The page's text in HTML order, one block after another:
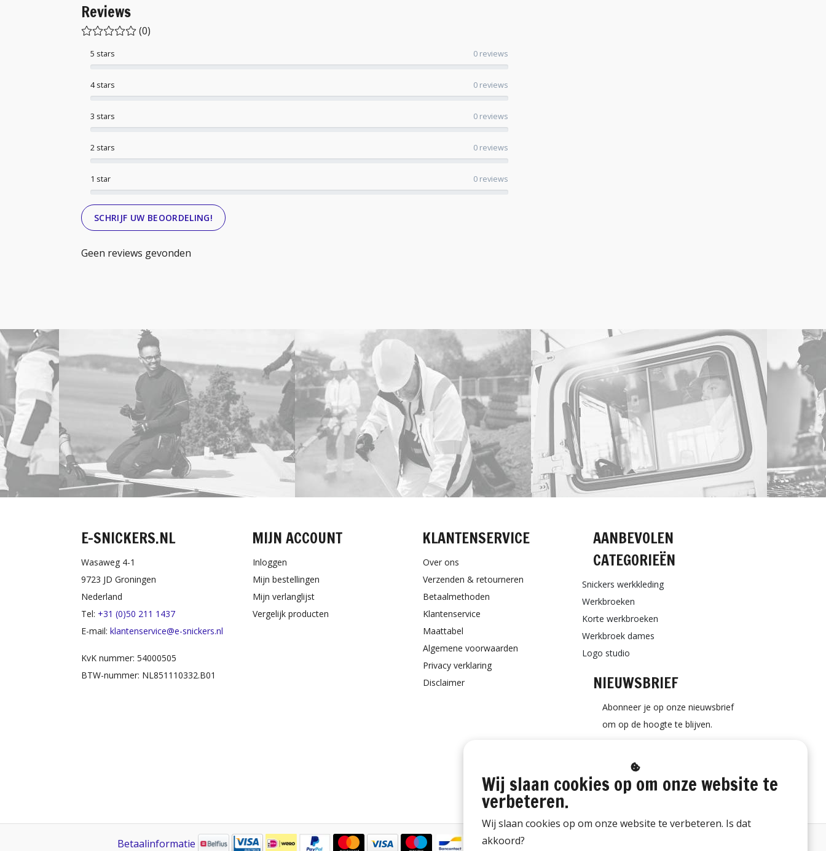
Reviews
(0)
1 star 0 reviews
2 stars 0 reviews
3 stars 0 reviews
4 stars 0 reviews
5 stars 0 reviews
SCHRIJF UW BEOORDELING!
Geen reviews gevonden
E-SNICKERS.NL
Wasaweg 4-1
9723 JD Groningen
Nederland
Tel: +31 (0)50 211 1437
E-mail: klantenservice@e-snickers.nl
KvK nummer: 54000505
BTW-nummer: NL851110332.B01
MIJN ACCOUNT
Inloggen
Mijn bestellingen
Mijn verlanglijst
Vergelijk producten
KLANTENSERVICE
Over ons
Verzenden & retourneren
Betaalmethoden
Klantenservice
Maattabel
Algemene voorwaarden
Privacy verklaring
Disclaimer
AANBEVOLEN
CATEGORIEËN
Snickers werkkleding
Werkbroeken
Korte werkbroeken
Werkbroek dames
Logo studio
NIEUWSBRIEF
Abonneer je op onze nieuwsbrief
om op de hoogte te blijven.
ABONNEER
Betaalinformatie
Wij slaan cookies op om onze website te
verbeteren.
Wij slaan cookies op om onze website te verbeteren. Is dat
akkoord?